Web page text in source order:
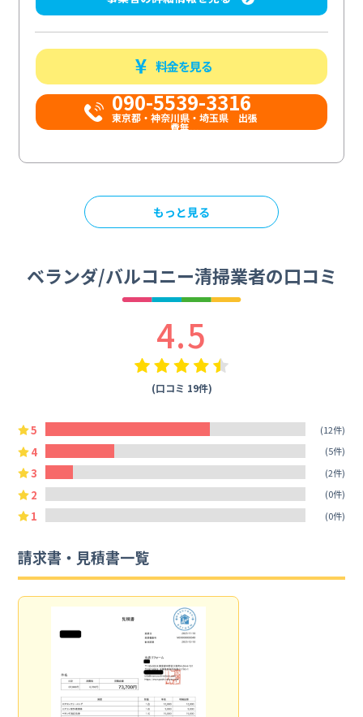
料金を見る
090-5539-3316
​東京都・神奈川県・埼玉県 出張
費無...
もっと見る
ベランダ/バルコニー清掃業者の口コミ
4.5
(口コミ 19件)
5 (12件)
4 (5件)
3 (2件)
2 (0件)
1 (0件)
請求書・見積書一覧